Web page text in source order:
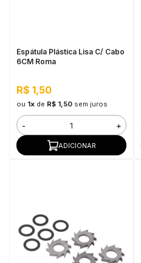
Espátula Plástica Lisa C/ Cabo
6CM Roma
R$ 1,50
ou 1xde R$ 1,50 sem juros
- +
ADICIONAR